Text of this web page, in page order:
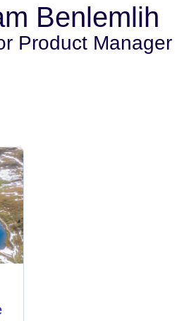
Benlemlih
Product Manager